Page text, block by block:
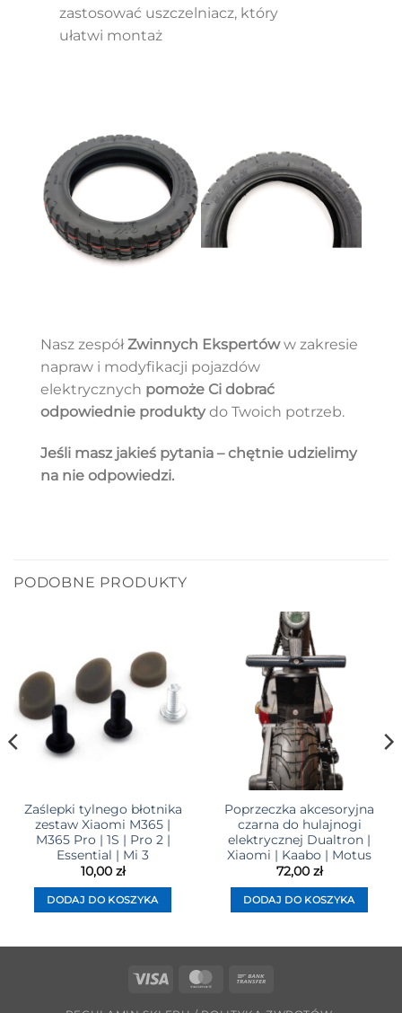
zastosować uszczelniacz, który
ułatwi montaż
Nasz zespółZwinnych Ekspertóww zakresie
napraw i modyfikacji pojazdów
elektrycznych pomoże Ci dobrać
odpowiednie produktydo Twoich potrzeb.
Jeśli masz jakieś pytania – chętnie udzielimy
na nie odpowiedzi.
PODOBNE PRODUKTY
Zaślepki tylnego błotnika
zestaw Xiaomi M365 |
M365 Pro | 1S | Pro 2 |
Essential | Mi 3
10,00 zł
DODAJ DO KOSZYKA
Poprzeczka akcesoryjna
czarna do hulajnogi
elektrycznej Dualtron |
Xiaomi | Kaabo | Motus
72,00 zł
DODAJ DO KOSZYKA
Visa MasterCard